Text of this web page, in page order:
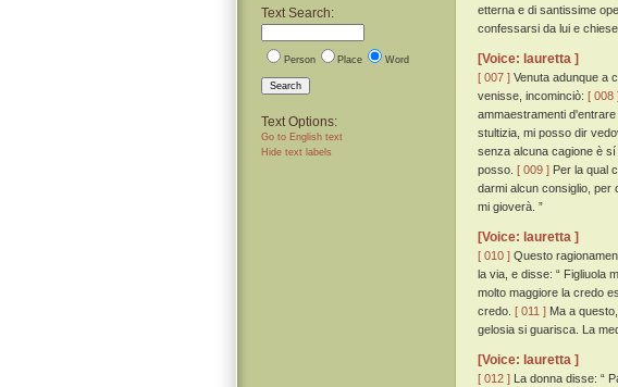
Text Search:
Person Place Word
Search
Text Options:
Go to English text
Hide text labels
etterna e di santissime
confessarsi da lui e
[Voice: lauretta ]
[ 007 ] Venuta adunque a
venisse, incominciò: [ 008
ammaestramenti
stultizia, mi posso dir
senza alcuna cagione è
posso. [ 009 ] Per la qual
darmi alcun consiglio, per
mi gioverà. ”
[Voice: lauretta ]
[ 010 ] Questo
la via, e disse: “ Figliuola
molto maggiore la credo
credo. [ 011 ] Ma a
gelosia si guarisca. La
[Voice: lauretta ]
[ 012 ] La donna disse: “